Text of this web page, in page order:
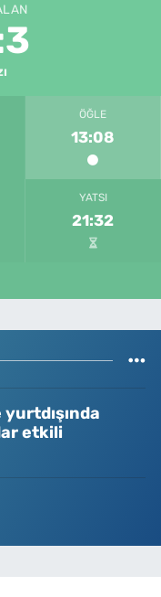
ÖĞLE
13:08
YATSI
21:32
yurtdışında
etkili